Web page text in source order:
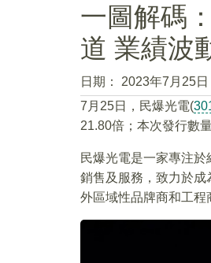
一圖解碼
道 業績波
日期：
2023年7月25
7月25日，民爆光電(
21.80倍；本次發行數
民爆光電是一家專注
銷售及服務，致力於
外區域性品牌商和工程